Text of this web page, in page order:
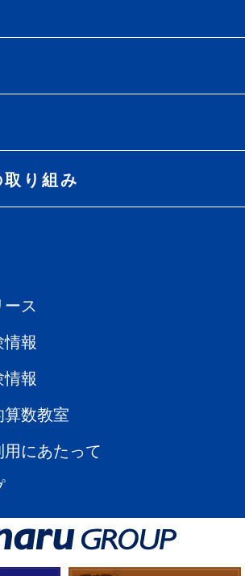
り組み
ス
情報
情報
算数教室
にあたって